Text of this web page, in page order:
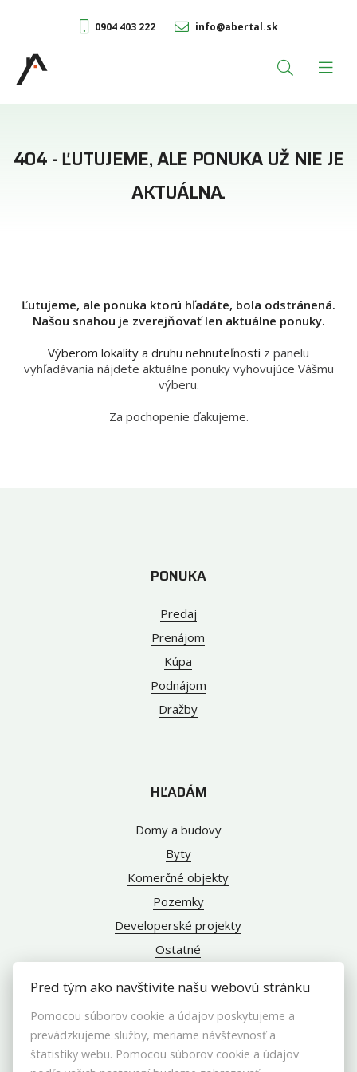
0904 403 222 info@abertal.sk
404 - ĽUTUJEME, ALE PONUKA UŽ NIE JE
AKTUÁLNA.
Ľutujeme, ale ponuka ktorú hľadáte, bola odstránená.
Našou snahou je zverejňovať len aktuálne ponuky.
Výberom lokality a druhu nehnuteľnosti z panelu
vyhľadávania nájdete aktuálne ponuky vyhovujúce Vášmu
výberu.
Za pochopenie ďakujeme.
PONUKA
Predaj
Prenájom
Kúpa
Podnájom
Dražby
HĽADÁM
Domy a budovy
Byty
Komerčné objekty
Pozemky
Developerské projekty
Ostatné
INFO
Pred tým ako navštívite našu webovú stránku
Pomocou súborov cookie a údajov poskytujeme a
prevádzkujeme služby, meriame návštevnosť a
štatistiky webu. Pomocou súborov cookie a údajov